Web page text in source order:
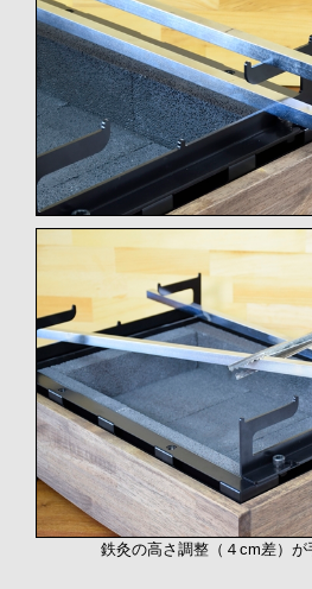
鉄灸の高さ調整（４cm差）が